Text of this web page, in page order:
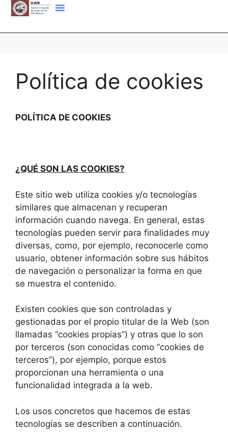
Política de cookies
POLÍTICA DE COOKIES
¿QUÉ SON LAS COOKIES?
Este sitio web utiliza cookies y/o tecnologías
similares que almacenan y recuperan
información cuando navega. En general, estas
tecnologías pueden servir para finalidades muy
diversas, como, por ejemplo, reconocerle como
usuario, obtener información sobre sus hábitos
de navegación o personalizar la forma en que
se muestra el contenido.
Existen cookies que son controladas y
gestionadas por el propio titular de la Web (son
llamadas “cookies propias”) y otras que lo son
por terceros (son conocidas como “cookies de
terceros”), por ejemplo, porque estos
proporcionan una herramienta o una
funcionalidad integrada a la web.
Los usos concretos que hacemos de estas
tecnologías se describen a continuación.